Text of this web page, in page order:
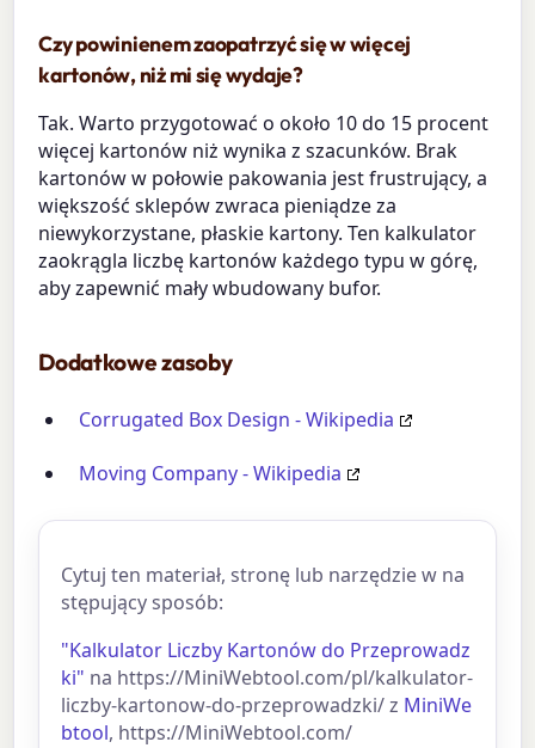
Czy powinienem zaopatrzyć się w więcej
kartonów, niż mi się wydaje?
Tak. Warto przygotować o około 10 do 15 procent
więcej kartonów niż wynika z szacunków. Brak
kartonów w połowie pakowania jest frustrujący, a
większość sklepów zwraca pieniądze za
niewykorzystane, płaskie kartony. Ten kalkulator
zaokrągla liczbę kartonów każdego typu w górę,
aby zapewnić mały wbudowany bufor.
Dodatkowe zasoby
Corrugated Box Design - Wikipedia
Moving Company - Wikipedia
Cytuj ten materiał, stronę lub narzędzie w na
stępujący sposób:
"Kalkulator Liczby Kartonów do Przeprowadz
ki" na https://MiniWebtool.com/pl/kalkulator-
liczby-kartonow-do-przeprowadzki/ z MiniWe
btool, https://MiniWebtool.com/